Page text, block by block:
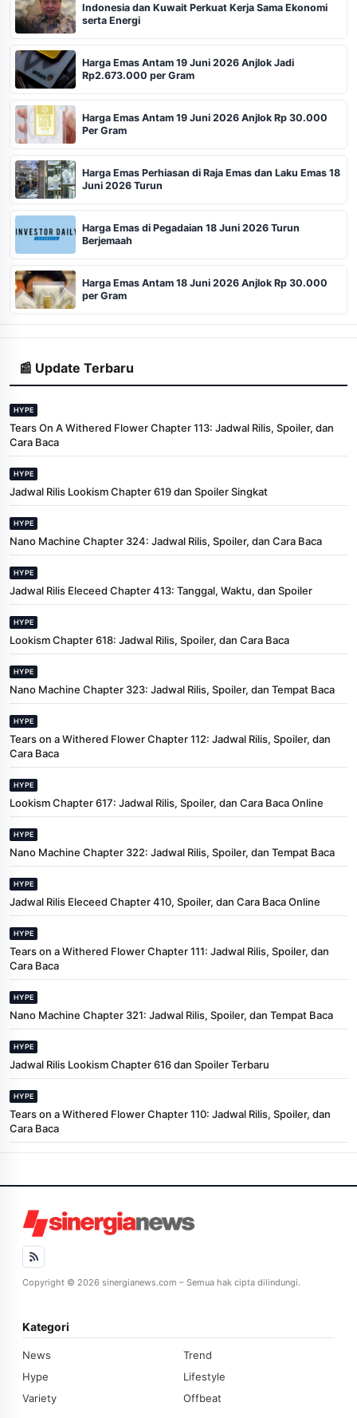
Indonesia dan Kuwait Perkuat Kerja Sama Ekonomi
serta Energi
Harga Emas Antam 19 Juni 2026 Anjlok Jadi
Rp2.673.000 per Gram
Harga Emas Antam 19 Juni 2026 Anjlok Rp 30.000
Per Gram
Harga Emas Perhiasan di Raja Emas dan Laku Emas 18
Juni 2026 Turun
Harga Emas di Pegadaian 18 Juni 2026 Turun
Berjemaah
Harga Emas Antam 18 Juni 2026 Anjlok Rp 30.000
per Gram
📰 Update Terbaru
HYPE
Tears On A Withered Flower Chapter 113: Jadwal Rilis, Spoiler, dan
Cara Baca
HYPE
Jadwal Rilis Lookism Chapter 619 dan Spoiler Singkat
HYPE
Nano Machine Chapter 324: Jadwal Rilis, Spoiler, dan Cara Baca
HYPE
Jadwal Rilis Eleceed Chapter 413: Tanggal, Waktu, dan Spoiler
HYPE
Lookism Chapter 618: Jadwal Rilis, Spoiler, dan Cara Baca
HYPE
Nano Machine Chapter 323: Jadwal Rilis, Spoiler, dan Tempat Baca
HYPE
Tears on a Withered Flower Chapter 112: Jadwal Rilis, Spoiler, dan
Cara Baca
HYPE
Lookism Chapter 617: Jadwal Rilis, Spoiler, dan Cara Baca Online
HYPE
Nano Machine Chapter 322: Jadwal Rilis, Spoiler, dan Tempat Baca
HYPE
Jadwal Rilis Eleceed Chapter 410, Spoiler, dan Cara Baca Online
HYPE
Tears on a Withered Flower Chapter 111: Jadwal Rilis, Spoiler, dan
Cara Baca
HYPE
Nano Machine Chapter 321: Jadwal Rilis, Spoiler, dan Tempat Baca
HYPE
Jadwal Rilis Lookism Chapter 616 dan Spoiler Terbaru
HYPE
Tears on a Withered Flower Chapter 110: Jadwal Rilis, Spoiler, dan
Cara Baca
Copyright © 2026 sinergianews.com – Semua hak cipta dilindungi.
Kategori
News
Trend
Hype
Lifestyle
Variety
Offbeat